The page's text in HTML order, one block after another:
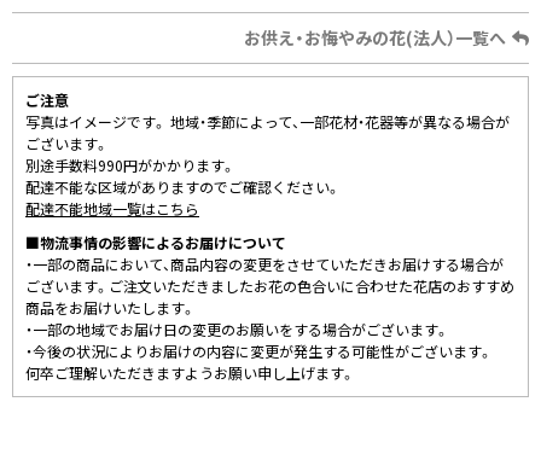
お供え・お悔やみの花(法人）一覧へ
ご注意
写真はイメージです。 地域・季節によって、一部花材・花器等が異なる場合が
ございます。
別途手数料990円がかかります。
配達不能な区域がありますのでご確認ください。
配達不能地域一覧はこちら
■物流事情の影響によるお届けについて
・一部の商品において、商品内容の変更をさせていただきお届けする場合が
ございます。ご注文いただきましたお花の色合いに合わせた花店のおすすめ
商品をお届けいたします。
・一部の地域でお届け日の変更のお願いをする場合がございます。
・今後の状況によりお届けの内容に変更が発生する可能性がございます。
何卒ご理解いただきますようお願い申し上げます。